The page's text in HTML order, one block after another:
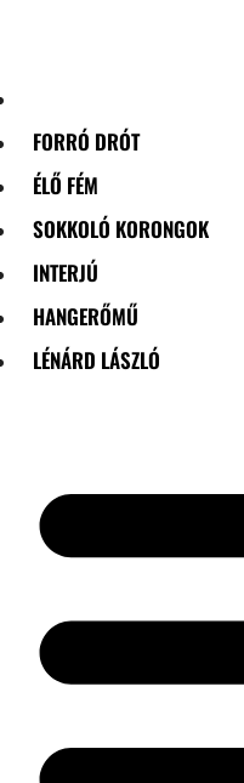
FORRÓ DRÓT
ÉLŐ FÉM
SOKKOLÓ KORONGOK
INTERJÚ
HANGERŐMŰ
LÉNÁRD LÁSZLÓ